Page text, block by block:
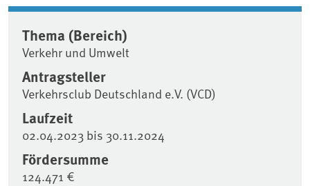
Thema (Bereich)
Verkehr und Umwelt
Antragsteller
Verkehrsclub Deutschland e.V. (VCD)
Laufzeit
02.04.2023 bis 30.11.2024
Fördersumme
124.471 €